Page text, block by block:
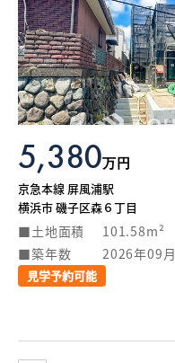
5,380万円
京急本線 屏風浦駅
横浜市 磯子区森６丁目
土地面積 101.58m²
築年数
2026年09月
見学予約可能